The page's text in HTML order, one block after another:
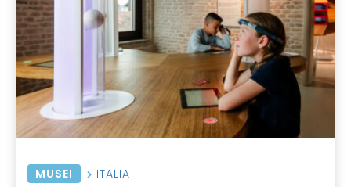
MUSEI ITALIA